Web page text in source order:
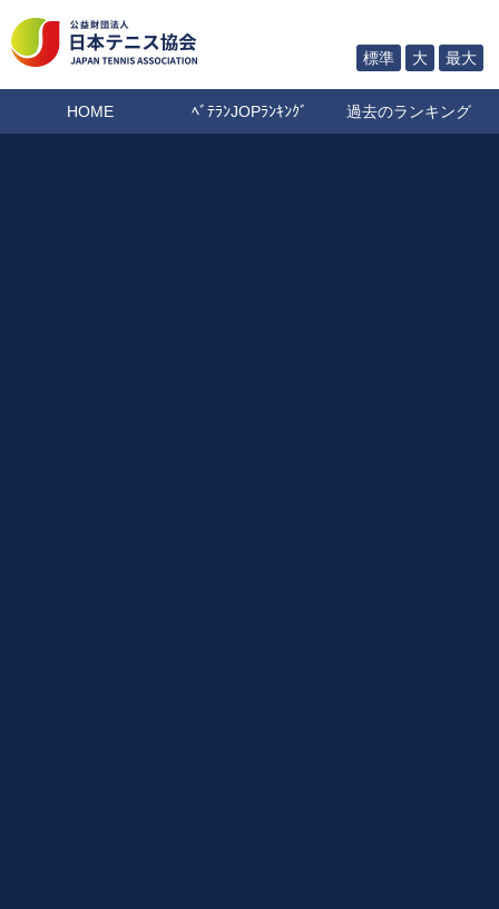
標準 大 最大
HOME ﾍﾞﾃﾗﾝJOPﾗﾝｷﾝｸﾞ 過去のランキング